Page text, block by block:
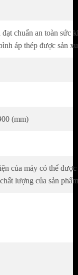
lọc nước
vi khuẩn, các
cho nguồn
chuẩn an toàn sức
áp thép được sản
(mm)
của máy có thể
lượng của sản phẩm